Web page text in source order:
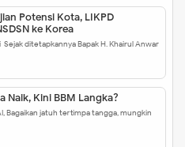
Potensi Kota, LIKPD
ke Korea
Sejak ditetapkannya Bapak H. Khairul Anwar
Naik, Kini BBM Langka?
Bagaikan jatuh tertimpa tangga, mungkin